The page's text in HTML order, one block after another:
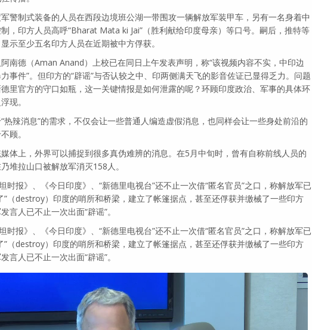
警制式装备的人员在西段边境班公湖一带围攻一辆解放军装甲车，另有一名身着中
，印方人员高呼“Bharat Mata ki Jai”（胜利献给印度母亲）等口号。嗣后，推特等
示至少五名印方人员在近期被中方俘获。
南德（Aman Anand）上校已在同日上午发表声明，称“该视频内容不实，中印边
事件”。但印方的“辟谣”与否认较之中、印两侧满天飞的影音佐证已显得乏力。问题
里官方的守口如瓶，这一关键情报是如何泄露的呢？环顾印度政治、军事的具体环
现。
热辣消息”的需求，不仅会让一些普通人编造虚假消息，也同样会让一些身处前沿的
顾。
体上，外界可以捕捉到很多真伪难辨的消息。在5月中旬时，曾有自称前线人员的
堆拉山口被解放军消灭158人。
时报》、《今日印度》、“新德里电视台”还不止一次借“匿名官员”之口，称解放军已
”（destroy）印度的哨所和桥梁，建立了帐篷据点，甚至还俘获并缴械了一些印方
言人已不止一次出面“辟谣”。
时报》、《今日印度》、“新德里电视台”还不止一次借“匿名官员”之口，称解放军已
”（destroy）印度的哨所和桥梁，建立了帐篷据点，甚至还俘获并缴械了一些印方
言人已不止一次出面“辟谣”。